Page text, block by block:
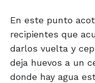
En este punto
recipientes que
darlos vuelta y
deja huevos a un
donde hay agua